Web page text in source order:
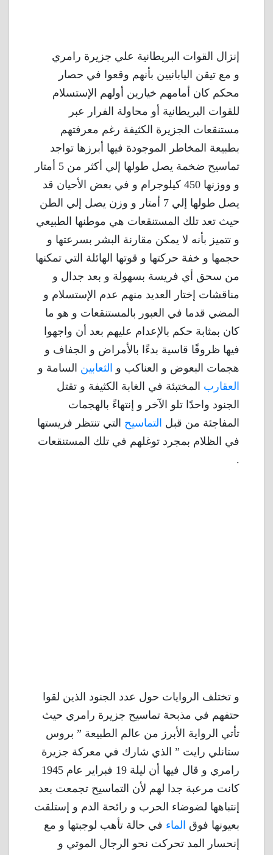
إنزال القوات البريطانية علي جزيرة رامري
و مع تيقن اليابانيين بأنهم وقعوا في حصار
محكم كان أمامهم خيارين أولهم الإستسلام
للقوات البريطانية أو محاولة الفرار عبر
مستنقعات الجزيرة الكثيفة رغم معرفتهم
بطبيعة المخاطر الموجودة فيها أبرزها تواجد
تماسيح ضخمة يصل طولها إلي أكثر من 5 أمتار
و ووزنها 450 كيلوجرام و في بعض الأحيان قد
يصل طولها إلي 7 أمتار و وزن يصل إلي الطن
حيث تعد تلك المستنقعات هي موطنها الطبيعي
و تتميز بأنه لا يمكن مقارنة البشر بسرعتها و
حجمها و خفة حركتها و قوتها الهائلة التي تمكنها
من سحق أي فريسة بسهولة و بعد جدال و
مناقشات إختار العديد منهم عدم الإستسلام و
المضي قدما في العبور بالمستنقعات و هو ما
كان بمثابة حكم بالإعدام عليهم بعد أن واجهوا
فيها ظروفًا قاسية بدءًا بالأمراض و الجفاف و
هجمات البعوض و العناكب و الثعابين السامة و
العقارب المختبئة في الغابة الكثيفة و تقتل
الجنود واحدًا تلو الآخر و إنتهاءً بالهجمات
المفاجئة من قبل التماسيح التي تنتظر فريستها
في الظلام بمجرد توغلهم في تلك المستنقعات
.
و تختلف الروايات حول عدد الجنود الذين لقوا
حتفهم في مذبحة تماسيح جزيرة رامري حيث
تأتي الرواية الأبرز من عالم الطبيعة ” بروس
ستانلي رايت ” الذي شارك في معركة جزيرة
رامري و قال فيها أن ليلة 19 فبراير عام 1945
كانت مرعبة جدا لهم لأن التماسيح تجمعت بعد
إنتباهها لضوضاء الحرب و رائحة الدم و إستلقت
بعيونها فوق الماء في حالة تأهب لوجبتها و مع
إنحسار المد تحركت نحو الرجال الموتي و